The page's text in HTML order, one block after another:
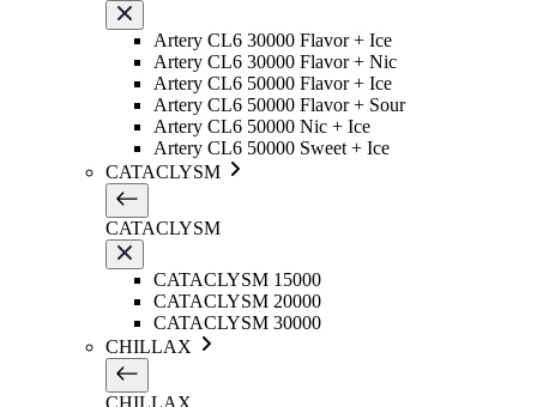
Artery CL6 30000 Flavor + Ice
Artery CL6 30000 Flavor + Nic
Artery CL6 50000 Flavor + Ice
Artery CL6 50000 Flavor + Sour
Artery CL6 50000 Nic + Ice
Artery CL6 50000 Sweet + Ice
CATACLYSM
CATACLYSM
CATACLYSM 15000
CATACLYSM 20000
CATACLYSM 30000
CHILLAX
CHILLAX